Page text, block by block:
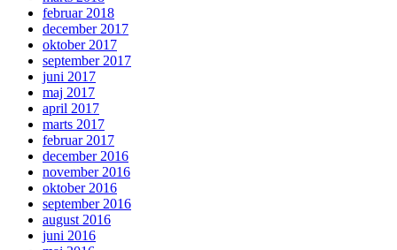
februar 2018
december 2017
oktober 2017
september 2017
juni 2017
maj 2017
april 2017
marts 2017
februar 2017
december 2016
november 2016
oktober 2016
september 2016
august 2016
juni 2016